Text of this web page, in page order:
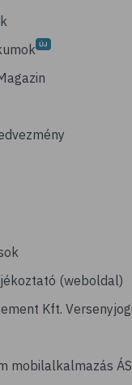
(weboldal)
Kft.
mobilalkalmazás